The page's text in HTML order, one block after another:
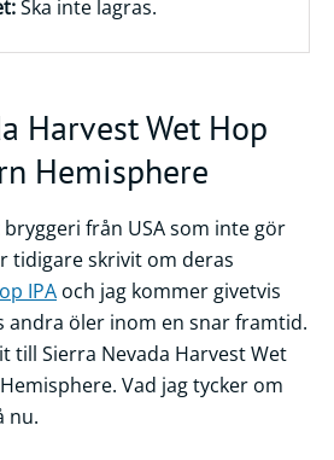
Ska inte lagras.
Harvest Wet Hop
Hemisphere
från USA som inte gör
tidigare skrivit om deras
IPA och jag kommer givetvis
andra öler inom en snar framtid.
till Sierra Nevada Harvest Wet
Vad jag tycker om
nu.